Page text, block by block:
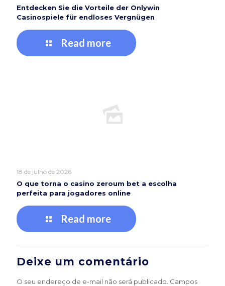
Entdecken Sie die Vorteile der Onlywin
Casinospiele für endloses Vergnügen
Read more
18 de julho de 2026
O que torna o casino zeroum bet a escolha
perfeita para jogadores online
Read more
Deixe um comentário
O seu endereço de e-mail não será publicado. Campos